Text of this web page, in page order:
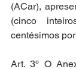
(ACar),
(cinco
centésimos
Art. 3º O